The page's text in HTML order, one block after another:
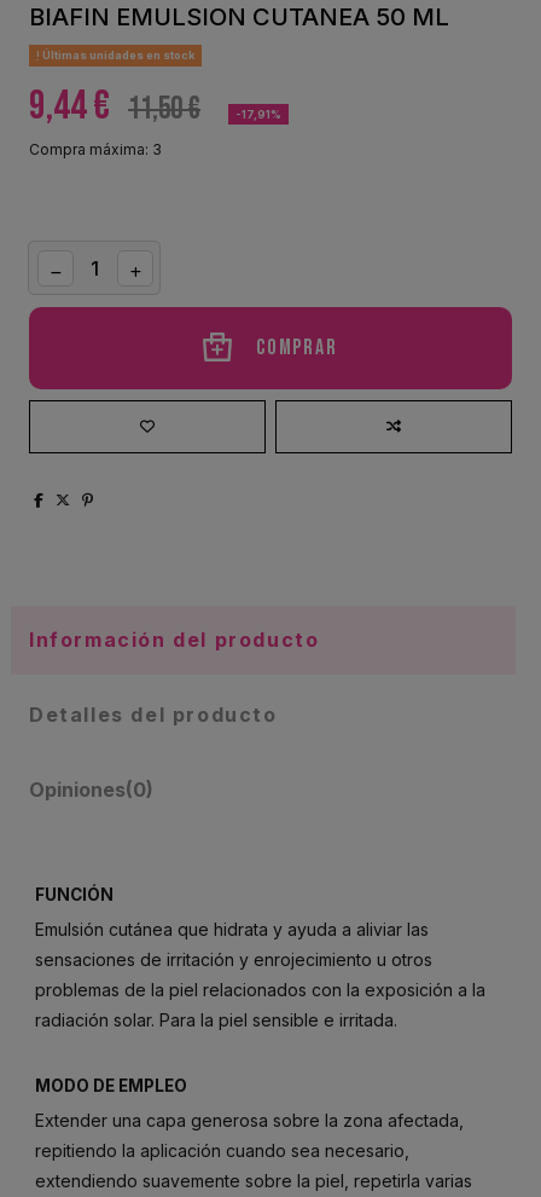
BIAFIN EMULSION CUTANEA 50 ML
Últimas unidades en stock
9,44 € 11,50 € -17,91%
Compra máxima: 3
Comprar
Información del producto
Detalles del producto
Opiniones(0)
FUNCIÓN
Emulsión cutánea que hidrata y ayuda a aliviar las
sensaciones de irritación y enrojecimiento u otros
problemas de la piel relacionados con la exposición a la
radiación solar. Para la piel sensible e irritada.
MODO DE EMPLEO
Extender una capa generosa sobre la zona afectada,
repitiendo la aplicación cuando sea necesario,
extendiendo suavemente sobre la piel, repetirla varias